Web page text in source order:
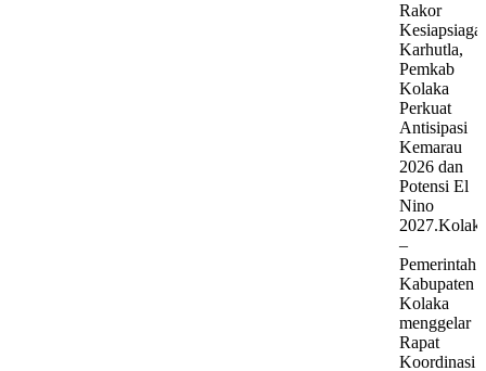
Rakor
Karhutla,
Pemkab
Kolaka
Perkuat
Antisipasi
Kemarau
2026 dan
Potensi El
Nino
–
Pemerintah
Kabupaten
Kolaka
menggelar
Rapat
Koordinasi